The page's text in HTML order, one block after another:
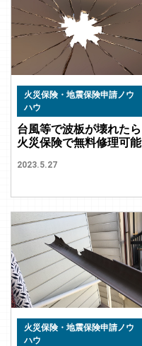
火災保険・地震保険申請ノウ
ハウ
台風等で波板が壊れたら
火災保険で無料修理可能
2023.5.27
火災保険・地震保険申請ノウ
ハウ